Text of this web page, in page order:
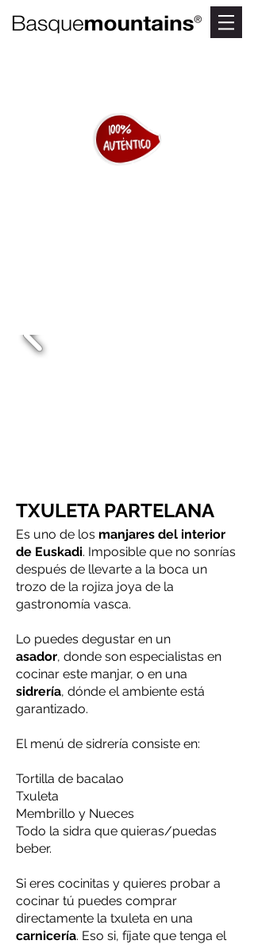
TXULETA PARTELANA
Es uno de los manjares del interior
de Euskadi. Imposible que no sonrías
después de llevarte a la boca un
trozo de la rojiza joya de la
gastronomía vasca.
Lo puedes degustar en un
asador, donde son especialistas en
cocinar este manjar, o en una
sidrería, dónde el ambiente está
garantizado.
El menú de sidrería consiste en:
Tortilla de bacalao
Txuleta
Membrillo y Nueces
Todo la sidra que quieras/puedas
beber.
Si eres cocinitas y quieres probar a
cocinar tú puedes comprar
directamente la txuleta en una
carnicería. Eso si, fíjate que tenga el